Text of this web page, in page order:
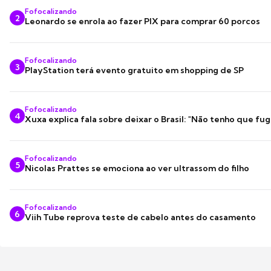
2
Fofocalizando
Leonardo se enrola ao fazer PIX para comprar 60 porcos
3
Fofocalizando
PlayStation terá evento gratuito em shopping de SP
4
Fofocalizando
Xuxa explica fala sobre deixar o Brasil: "Não tenho que
5
Fofocalizando
Nicolas Prattes se emociona ao ver ultrassom do filho
6
Fofocalizando
Viih Tube reprova teste de cabelo antes do casamento